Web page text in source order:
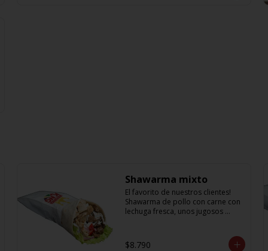
Shawarma mixto
El favorito de nuestros clientes!
Shawarma de pollo con carne con
lechuga fresca, unos jugosos
$8.790